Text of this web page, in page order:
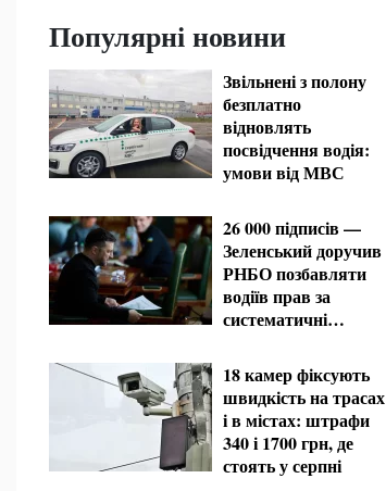
Популярні новини
Звільнені з полону
безплатно
відновлять
посвідчення водія:
умови від МВС
26 000 підписів —
Зеленський доручив
РНБО позбавляти
водіїв прав за
систематичні
18 камер фіксують
швидкість на трасах
і в містах: штрафи
340 і 1700 грн, де
стоять у серпні